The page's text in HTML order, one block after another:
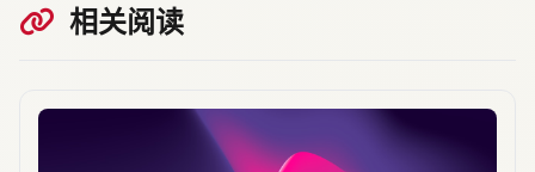
相关阅读